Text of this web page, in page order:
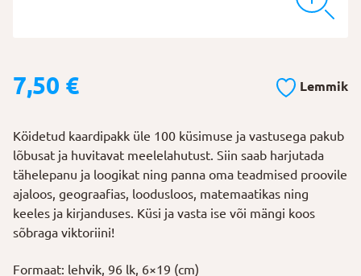
7,50 € Lemmik
Köidetud kaardipakk üle 100 küsimuse ja vastusega pakub
lõbusat ja huvitavat meelelahutust. Siin saab harjutada
tähelepanu ja loogikat ning panna oma teadmised proovile
ajaloos, geograafias, loodusloos, matemaatikas ning
keeles ja kirjanduses. Küsi ja vasta ise või mängi koos
sõbraga viktoriini!
Formaat: lehvik, 96 lk, 6×19 (cm)